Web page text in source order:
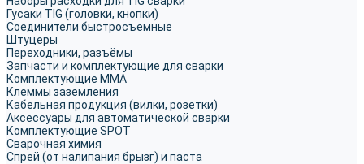
Гусаки TIG (головки, кнопки)
Соединители быстросъемные
Штуцеры
Переходники, разъёмы
Запчасти и комплектующие для сварки
Комплектующие ММА
Клеммы заземления
Кабельная продукция (вилки, розетки)
Аксессуары для автоматической сварки
Комплектующие SPOT
Сварочная химия
Спрей (от налипания брызг) и паста